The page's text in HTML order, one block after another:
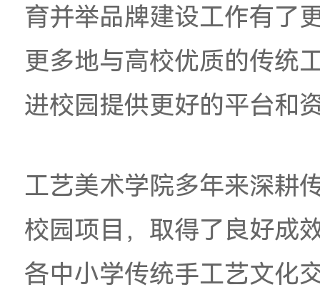
节，百名校长亲身参
亲手实操过程中，近
辑，切实体会传统工
性。
参训校长代表表示，